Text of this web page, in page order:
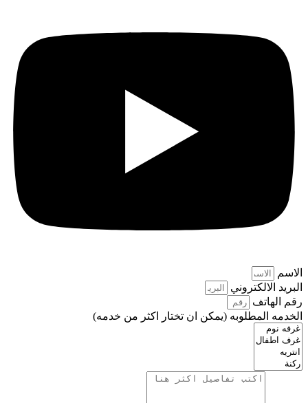
الاسم
البريد الالكتروني
رقم الهاتف
الخدمه المطلوبه (يمكن ان تختار اكثر من خدمه)